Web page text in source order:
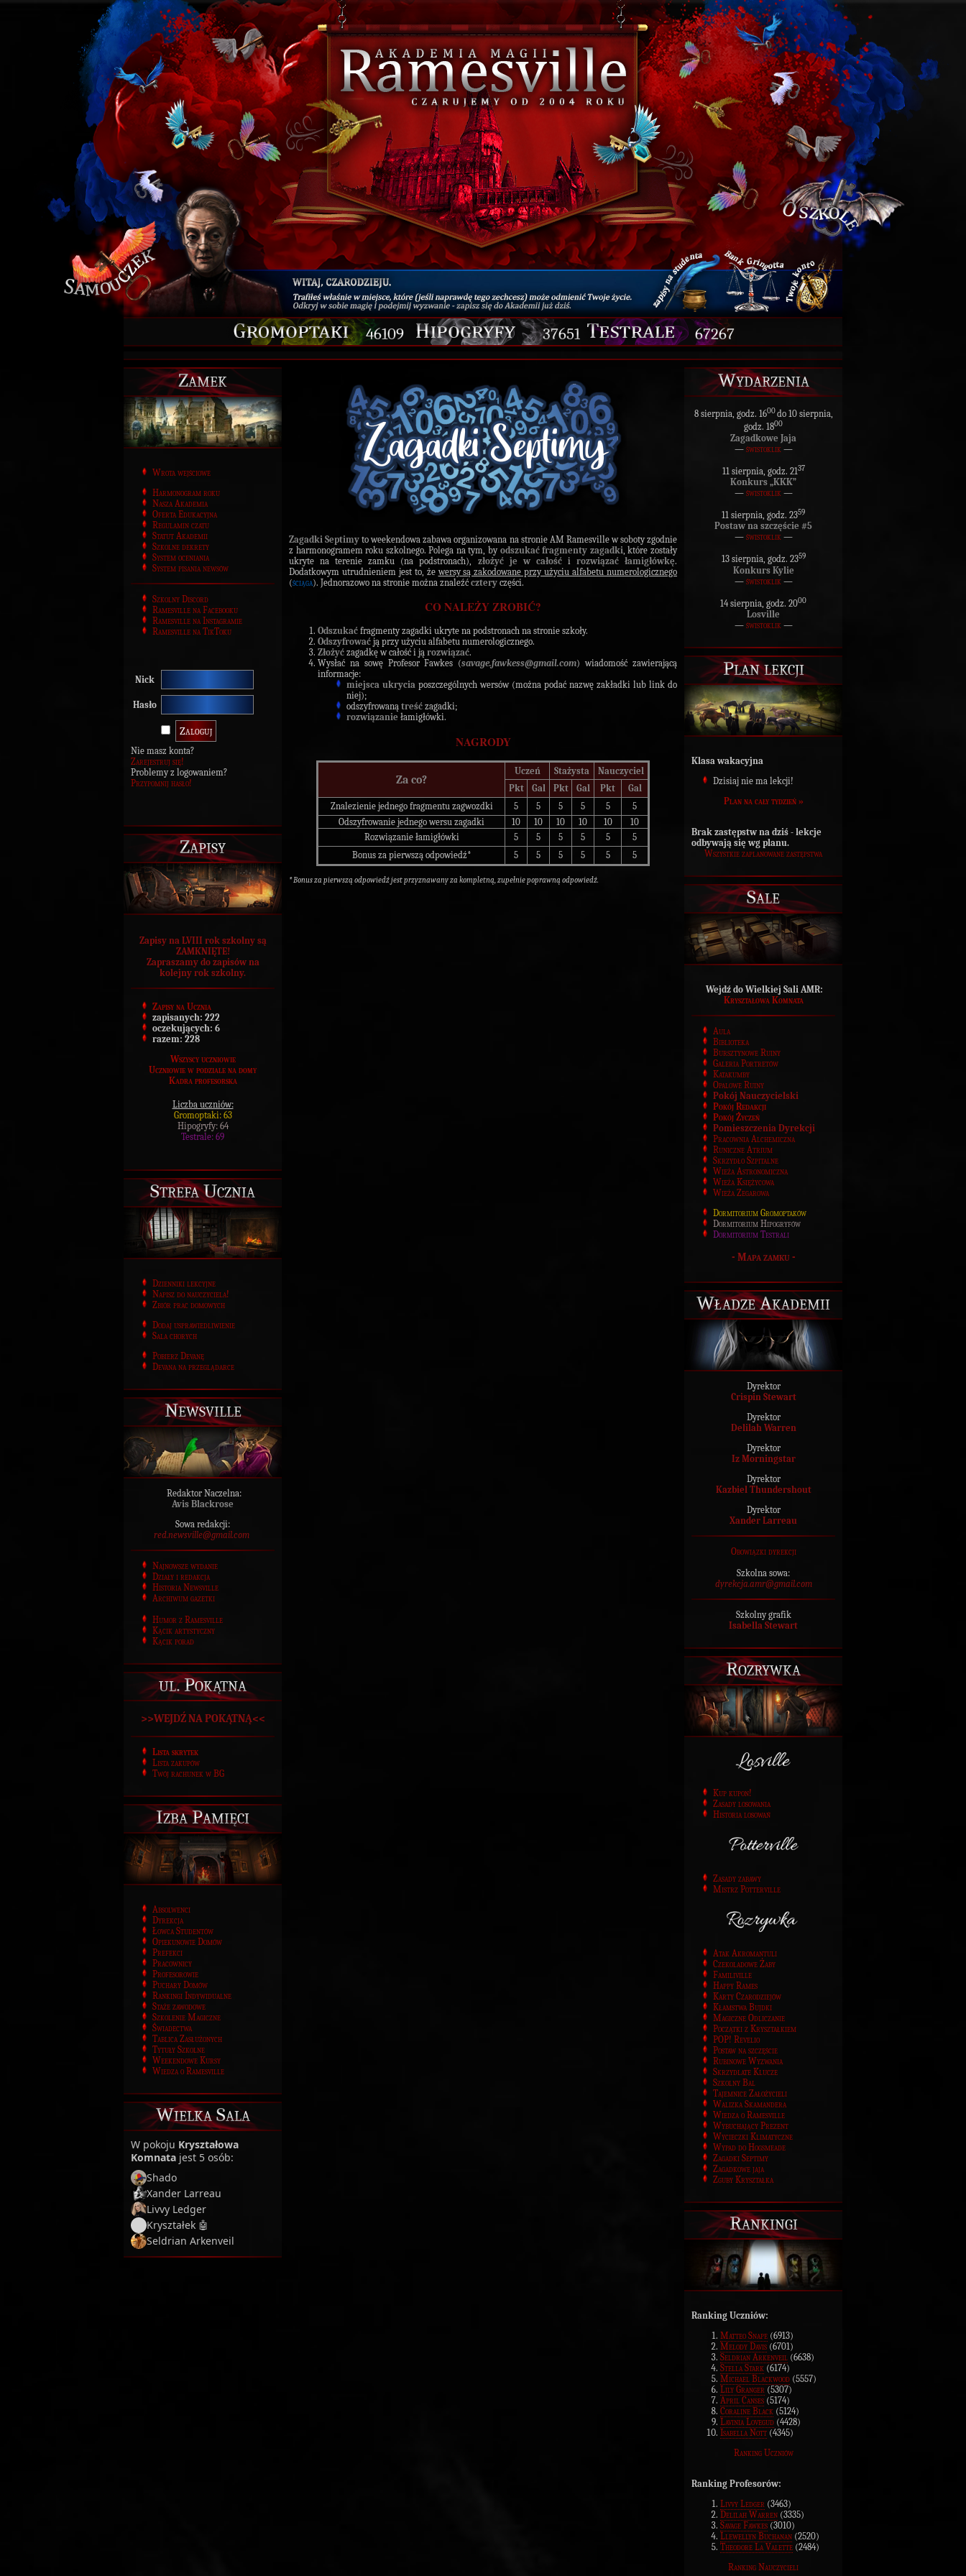
46109 37651 67267
Zamek
Wrota wejściowe
Harmonogram roku
Nasza Akademia
Oferta Edukacyjna
Regulamin czatu
Statut Akademii
Szkolne dekrety
System oceniania
System pisania newsów
Szkolny Discord
Ramesville na Facebooku
Ramesville na Instagramie
Ramesville na TikToku
Nick
Hasło
Nie masz konta?
Zarejestruj się!
Problemy z logowaniem?
Przypomnij hasło!
Zapisy
Zapisy na LVIII rok szkolny są
ZAMKNIĘTE!
Zapraszamy do zapisów na
kolejny rok szkolny.
Zapisy na Ucznia
zapisanych: 222
oczekujących: 6
razem: 228
Wszyscy uczniowie
Uczniowie w podziale na domy
Kadra profesorska
Liczba uczniów:
Gromoptaki: 63
Hipogryfy: 64
Testrale: 69
Strefa Ucznia
Dzienniki lekcyjne
Napisz do nauczyciela!
Zbiór prac domowych
Dodaj usprawiedliwienie
Sala chorych
Pobierz Devanę
Devana na przeglądarce
Newsville
Redaktor Naczelna:
Avis Blackrose
Sowa redakcji:
red.newsville@gmail.com
Najnowsze wydanie
Działy i redakcja
Historia Newsville
Archiwum gazetki
Humor z Ramesville
Kącik artystyczny
Kącik porad
ul. Pokątna
>>WEJDŹ NA POKĄTNĄ<<
Lista skrytek
Lista zakupów
Twój rachunek w BG
Izba Pamięci
Absolwenci
Dyrekcja
Łowca Studentów
Opiekunowie Domów
Prefekci
Pracownicy
Profesorowie
Puchary Domów
Rankingi Indywidualne
Staże zawodowe
Szkolenie Magiczne
Świadectwa
Tablica Zasłużonych
Tytuły Szkolne
Weekendowe Kursy
Wiedza o Ramesville
Wielka Sala
W pokoju Kryształowa
Komnata jest 5 osób:
Shado
Xander Larreau
Livvy Ledger
Kryształek 🤖
Seldrian Arkenveil
Zagadki Septimy to weekendowa zabawa organizowana na stronie AM Ramesville w soboty zgodnie
z harmonogramem roku szkolnego. Polega na tym, by odszukać fragmenty zagadki, które zostały
ukryte na terenie zamku (na podstronach), złożyć je w całośći rozwiązać łamigłówkę.
Dodatkowym utrudnieniem jest to, żewersy są zakodowane przy użyciu alfabetu numerologicznego
(ściąga). Jednorazowo na stronie można znaleźć cztery części.
CO NALEŻY ZROBIĆ?
Odszukać fragmenty zagadki ukryte na podstronach na stronie szkoły.
Odszyfrować ją przy użyciu alfabetu numerologicznego.
Złożyć zagadkę w całość i ją rozwiązać.
Wysłać na sowę Profesor Fawkes (savage.fawkess@gmail.com) wiadomość zawierającą
informacje:
miejsca ukrycia poszczególnych wersów (można podać nazwę zakładki lub link do
niej);
odszyfrowaną treść zagadki;
rozwiązanie łamigłówki.
NAGRODY
Za co?
Uczeń Stażysta
Nauczyciel
Pkt
Gal Pkt Gal Pkt
Gal
Znalezienie jednego fragmentu zagwozdki
5 5 5 5 5
5
Odszyfrowanie jednego wersu zagadki
10 10 10 10 10
10
Rozwiązanie łamigłówki
5 5 5 5 5
5
Bonus za pierwszą odpowiedź*
5 5 5 5 5 5
* Bonus za pierwszą odpowiedź jest przyznawany za kompletną, zupełnie poprawną odpowiedź.
Wydarzenia
8 sierpnia, godz. 1600do 10 sierpnia,
godz. 1800
Zagadkowe Jaja
— świstoklik —
11 sierpnia, godz. 2137
Konkurs „KKK”
— świstoklik —
11 sierpnia, godz. 2359
Postaw na szczęście #5
— świstoklik—
13 sierpnia, godz. 2359
Konkurs Kylie
— świstoklik —
14 sierpnia, godz. 2000
Losville
— świstoklik —
Plan lekcji
Klasa wakacyjna
Dzisiaj nie ma lekcji!
Plan na cały tydzień »
Brak zastępstw na dziś - lekcje
odbywają się wg planu.
Wszystkie zaplanowane zastępstwa
Sale
Wejdź do Wielkiej Sali AMR:
Kryształowa Komnata
Aula
Biblioteka
Bursztynowe Ruiny
Galeria Portretów
Katakumby
Opalowe Ruiny
Pokój Nauczycielski
Pokój Redakcji
Pokój Życzeń
Pomieszczenia Dyrekcji
Pracownia Alchemiczna
Runiczne Atrium
Skrzydło Szpitalne
Wieża Astronomiczna
Wieża Księżycowa
Wieża Zegarowa
Dormitorium Gromoptaków
Dormitorium Hipogryfów
Dormitorium Testrali
- Mapa zamku-
Władze Akademii
Dyrektor
Crispin Stewart
Dyrektor
Delilah Warren
Dyrektor
Iz Morningstar
Dyrektor
Kazbiel Thundershout
Dyrektor
Xander Larreau
Obowiązki dyrekcji
Szkolna sowa:
dyrekcja.amr@gmail.com
Szkolny grafik
Isabella Stewart
Rozrywka
Kup kupon!
Zasady losowania
Historia losowań
Zasady zabawy
Mistrz Potterville
Atak Akromantuli
Czekoladowe Żaby
Familiville
Happy Rames
Karty Czarodziejów
Kłamstwa Bujdki
Magiczne Odliczanie
Początki z Kryształkiem
POP! Revelio
Postaw na szczęście
Rubinowe Wyzwania
Skrzydlate Klucze
Szkolny Bal
Tajemnice Założycieli
Walizka Skamandera
Wiedza o Ramesville
Wybuchający Prezent
Wycieczki Klimatyczne
Wypad do Hogsmeade
Zagadki Septimy
Zagadkowe jaja
Zguby Kryształka
Rankingi
Ranking Uczniów:
Matteo Snape (6913)
Melody Davis (6701)
Seldrian Arkenveil (6638)
Stella Stark (6174)
Michael Blackwood (5557)
Lily Granger (5307)
April Canses (5174)
Coraline Black (5124)
Lavinia Lovegud (4428)
Isabella Nott (4345)
Ranking Uczniów
Ranking Profesorów:
Livvy Ledger (3463)
Delilah Warren (3335)
Savage Fawkes (3010)
Llewellyn Buchanan (2520)
Theodore La Valette (2484)
Ranking Nauczycieli